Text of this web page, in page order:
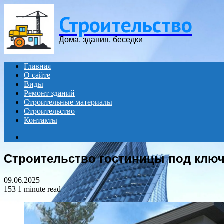
Строительство
Дома, здания, беседки
Главная
О сайте
Виды
Ремонт зданий
Строительные материалы
Строительство
Контакты
Строительство гостиницы под
09.06.2025
153 1 minute read